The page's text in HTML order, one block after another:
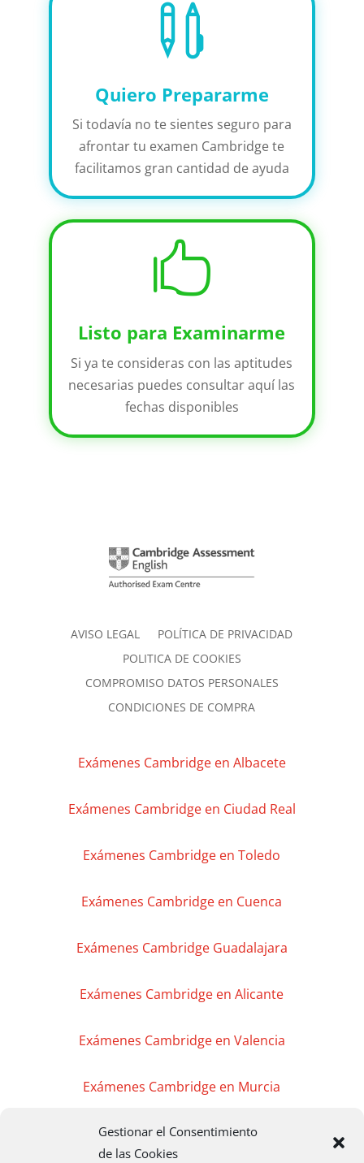
Gestionar el Consentimiento
de las Cookies

Quiero Prepararme
Si todavía no te sientes seguro para
afrontar tu examen Cambridge te
facilitamos gran cantidad de ayuda

Listo para Examinarme
Si ya te consideras con las aptitudes
necesarias puedes consultar aquí las
fechas disponibles
AVISO LEGAL
POLÍTICA DE PRIVACIDAD
POLITICA DE COOKIES
COMPROMISO DATOS PERSONALES
CONDICIONES DE COMPRA
Exámenes Cambridge en Albacete
Exámenes Cambridge en Ciudad Real
Exámenes Cambridge en Toledo
Exámenes Cambridge en Cuenca
Exámenes Cambridge Guadalajara
Exámenes Cambridge en Alicante
Exámenes Cambridge en Valencia
Exámenes Cambridge en Murcia
Exámenes Cambridge en Madrid